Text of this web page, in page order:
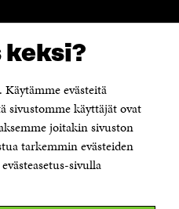
Käytämme evästeitä
sivustomme käyttäjät ovat
joitakin sivuston
tarkemmin evästeiden
sivulla
Sitra
160,
sitra@sitra.fi